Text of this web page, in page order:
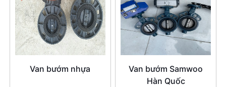
Van bướm nhựa
Van bướm Samwoo
Hàn Quốc